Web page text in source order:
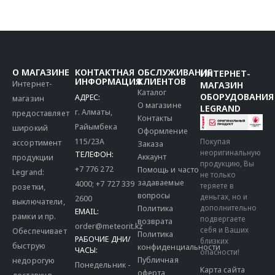
О МАГАЗИНЕ
Интернет-
магазин
предоставляет
широкий
ассортимент
продукции
Legrand:
розетки,
выключатели,
рамки и пр.
Обеспечивает
быструю
недорогую
КОНТАКТНАЯ
ИНФОРМАЦИЯ
АДРЕС:
г. Алматы,
Райымбека
115/23A
ТЕЛЕФОН:
+7 776 272
4000;+7 727 339
2600
EMAIL:
order@meteorit.kz
РАБОЧИЕ ДНИ/
ЧАСЫ:
Понедельник -
ОБСЛУЖИВАНИЕ
КЛИЕНТОВ
Каталог
О магазине
Контакты
Оформление
Заказа
Аккаунт
Помощь и часто
задаваемые
вопросы
Политика
возврата
Политика
конфиденциальности
Публичная
оферта
ИНТЕРНЕТ-
МАГАЗИН
ОБОРУДОВАНИЯ
LEGRAND
Покупая
неоригинальную
продукцию, Вы
не только
теряете в
деньгах, но и
дополнительно
подвергаете
себя и Ваших
близких
опасности!
Карта сайта